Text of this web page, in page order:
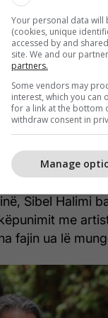
pjesëmarrësit
komuna e
dhe
si një platformë
tanë, duke
kryeqytet , si
sa më të
në këtë takim
Sibel Halimi
me
fajin ua lë
Your personal data
(cookies, unique
accessed by and
site. We and our
partners.
Some vendors may
interest, which you
for a link at the bottom
withdraw consent in
Manage